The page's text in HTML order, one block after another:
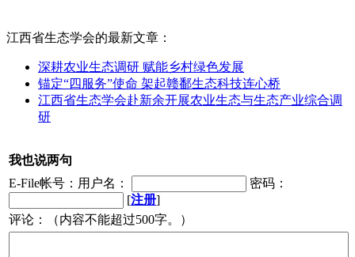
江西省生态学会的最新文章：
深耕农业生态调研 赋能乡村绿色发展
锚定“四服务”使命 架起赣鄱生态科技连心桥
江西省生态学会赴新余开展农业生态与生态产业综合调
研
我也说两句
E-File帐号：用户名：
密码：
[注册]
评论：（内容不能超过500字。）